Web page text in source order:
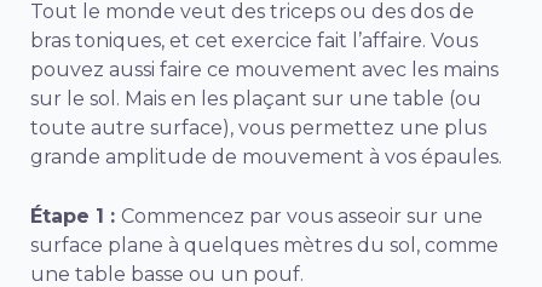
Tout le monde veut des triceps ou des dos de
bras toniques, et cet exercice fait l’affaire. Vous
pouvez aussi faire ce mouvement avec les mains
sur le sol. Mais en les plaçant sur une table (ou
toute autre surface), vous permettez une plus
grande amplitude de mouvement à vos épaules.
Étape 1 : Commencez par vous asseoir sur une
surface plane à quelques mètres du sol, comme
une table basse ou un pouf.